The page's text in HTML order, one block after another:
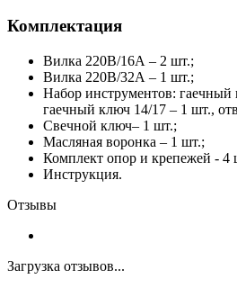
Комплектация
Вилка 220В/16А – 2 шт.;
Вилка 220В/32А – 1 шт.;
Набор инструментов: гаечный
гаечный ключ 14/17 – 1 шт.,
Свечной ключ– 1 шт.;
Масляная воронка – 1 шт.;
Комплект опор и крепежей - 4
Инструкция.
Отзывы
Загрузка отзывов...